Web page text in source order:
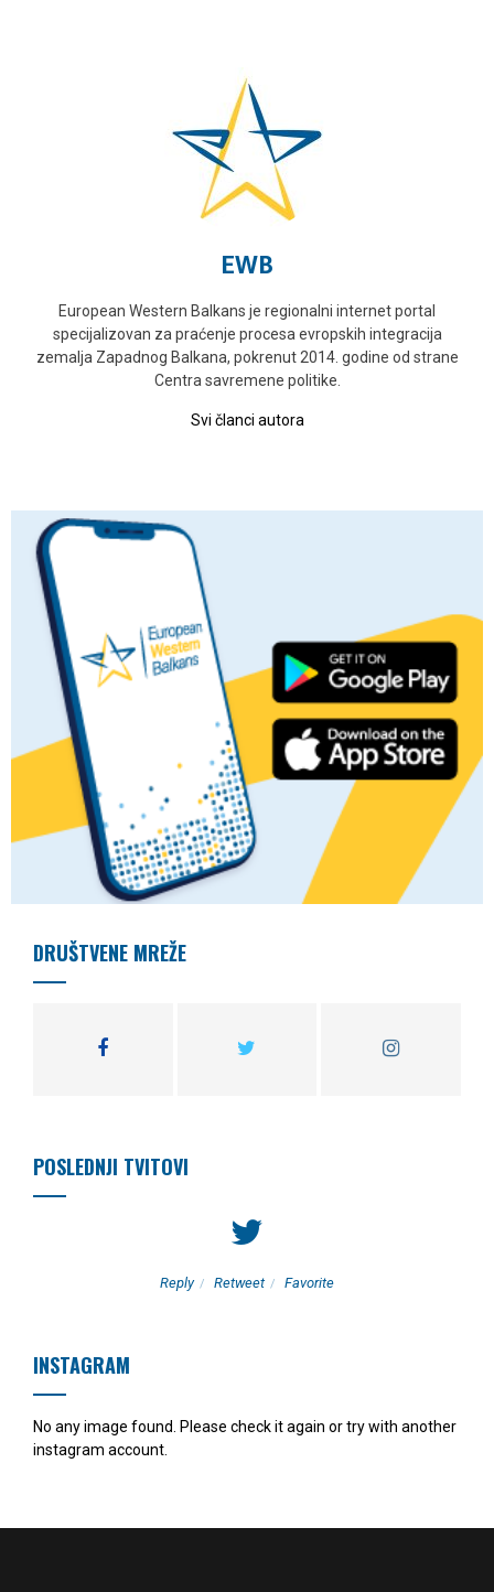
EWB
European Western Balkans je regionalni internet portal
specijalizovan za praćenje procesa evropskih integracija
zemalja Zapadnog Balkana, pokrenut 2014. godine od strane
Centra savremene politike.
Svi članci autora
DRUŠTVENE MREŽE
POSLEDNJI TVITOVI
Reply Retweet Favorite
INSTAGRAM
No any image found. Please check it again or try with another
instagram account.